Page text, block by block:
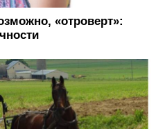
«отроверт»: